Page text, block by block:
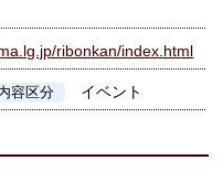
ribonkan/index.html
容区分 イベント